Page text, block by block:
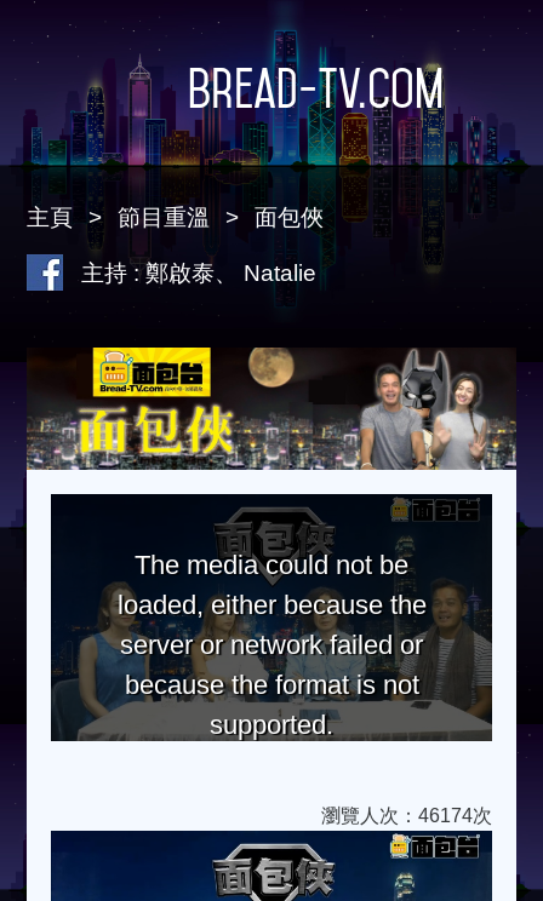
Bread-TV.com
主頁 節目重溫 面包俠
主持 : 鄭啟泰、 Natalie
The media could not be
loaded, either because the
server or network failed or
because the format is not
supported.
瀏覽人次：46174次